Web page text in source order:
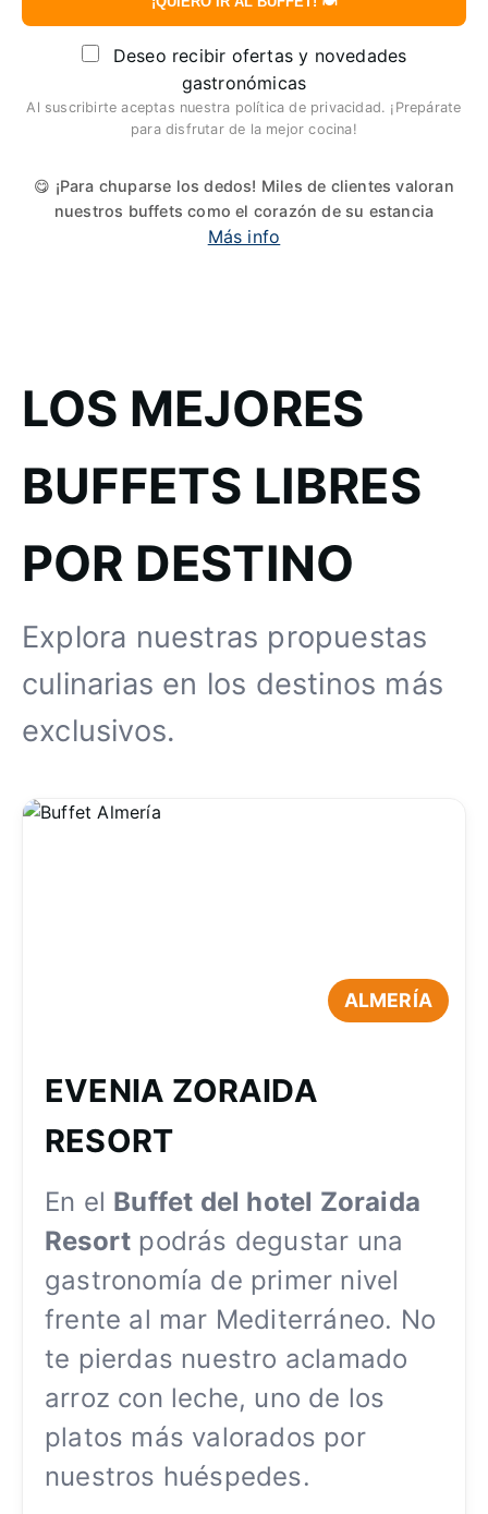
Deseo recibir ofertas y novedades
gastronómicas
Al suscribirte aceptas nuestra política de privacidad. ¡Prepárate
para disfrutar de la mejor cocina!
😋 ¡Para chuparse los dedos! Miles de clientes valoran
nuestros buffets como el corazón de su estancia
Más info
LOS MEJORES
BUFFETS LIBRES
POR DESTINO
Explora nuestras propuestas
culinarias en los destinos más
exclusivos.
ALMERÍA
EVENIA ZORAIDA
RESORT
En el Buffet del hotel Zoraida
Resort podrás degustar una
gastronomía de primer nivel
frente al mar Mediterráneo. No
te pierdas nuestro aclamado
arroz con leche, uno de los
platos más valorados por
nuestros huéspedes.